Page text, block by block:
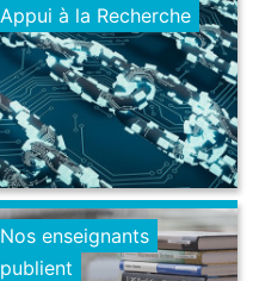
Appui à la Recherche
Nos enseignants
publient